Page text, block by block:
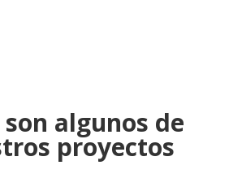
son algunos de
proyectos